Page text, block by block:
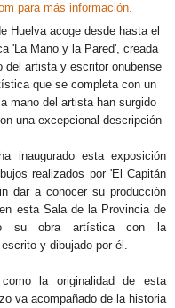
para más información.
Huelva acoge desde hasta el
'La Mano y la Pared', creada
del artista y escritor onubense
que se completa con un
mano del artista han surgido
una excepcional descripción
inaugurado esta exposición
realizados por 'El Capitán
dar a conocer su producción
esta Sala de la Provincia de
su obra artística con la
y dibujado por él.
la originalidad de esta
va acompañado de la historia